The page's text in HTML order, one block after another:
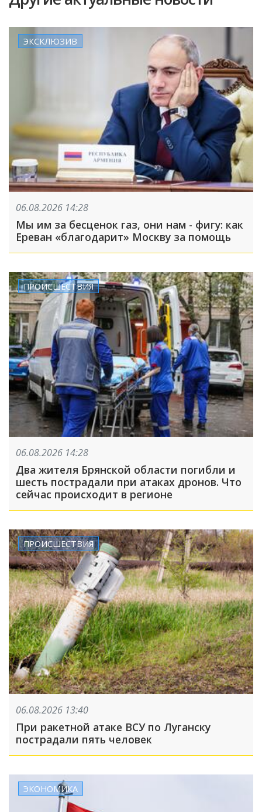
ЭКСКЛЮЗИВ
06.08.2026 14:28
Мы им за бесценок газ, они нам - фигу: как
Ереван «благодарит» Москву за помощь
ПРОИСШЕСТВИЯ
06.08.2026 14:28
Два жителя Брянской области погибли и
шесть пострадали при атаках дронов. Что
сейчас происходит в регионе
ПРОИСШЕСТВИЯ
06.08.2026 13:40
При ракетной атаке ВСУ по Луганску
пострадали пять человек
ЭКОНОМИКА